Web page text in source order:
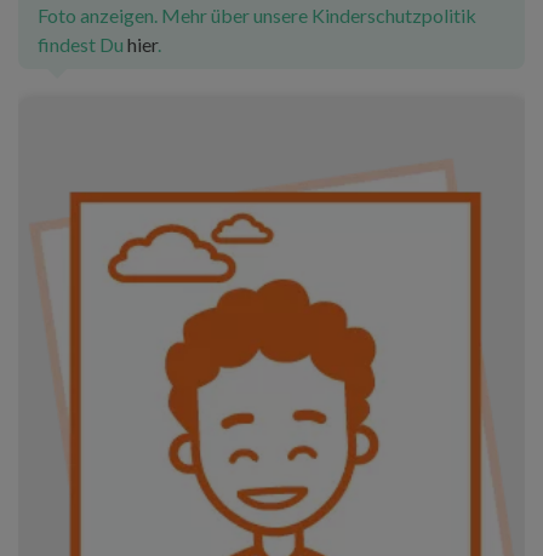
Foto anzeigen. Mehr über unsere Kinderschutzpolitik
findest Du hier.